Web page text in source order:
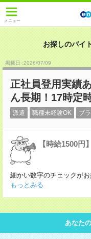
メニュー
お探しのバイ
掲載日 :2026/07/09
正社員登用実績
ん長期！17時定
派遣 職種未経験OK ブ
【時給1500円
細かい数字のチェックが
もっとみる
あなた